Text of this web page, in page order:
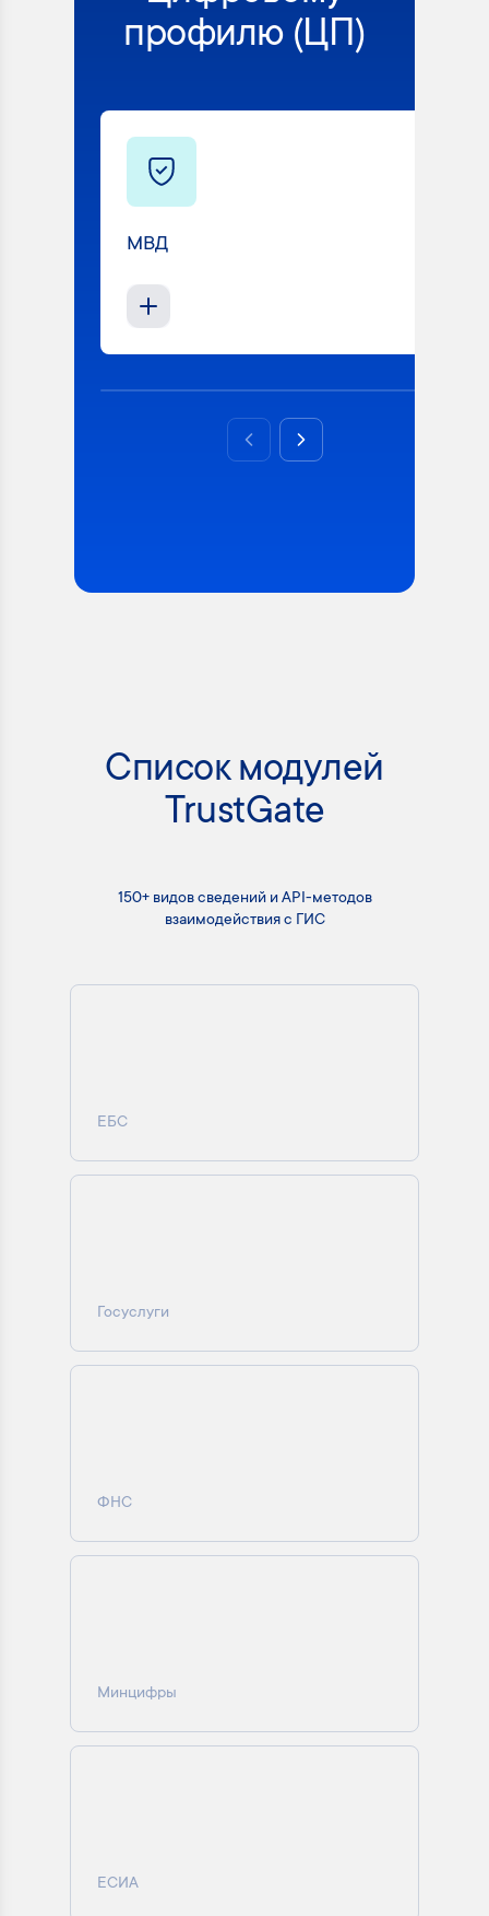
профилю (ЦП)
МВД
Previous slideNext slide
Список модулей
TrustGate
150+ видов сведений и API-методов
взаимодействия с ГИС
ЕБС
Госуслуги
ФНС
Минцифры
ЕСИА